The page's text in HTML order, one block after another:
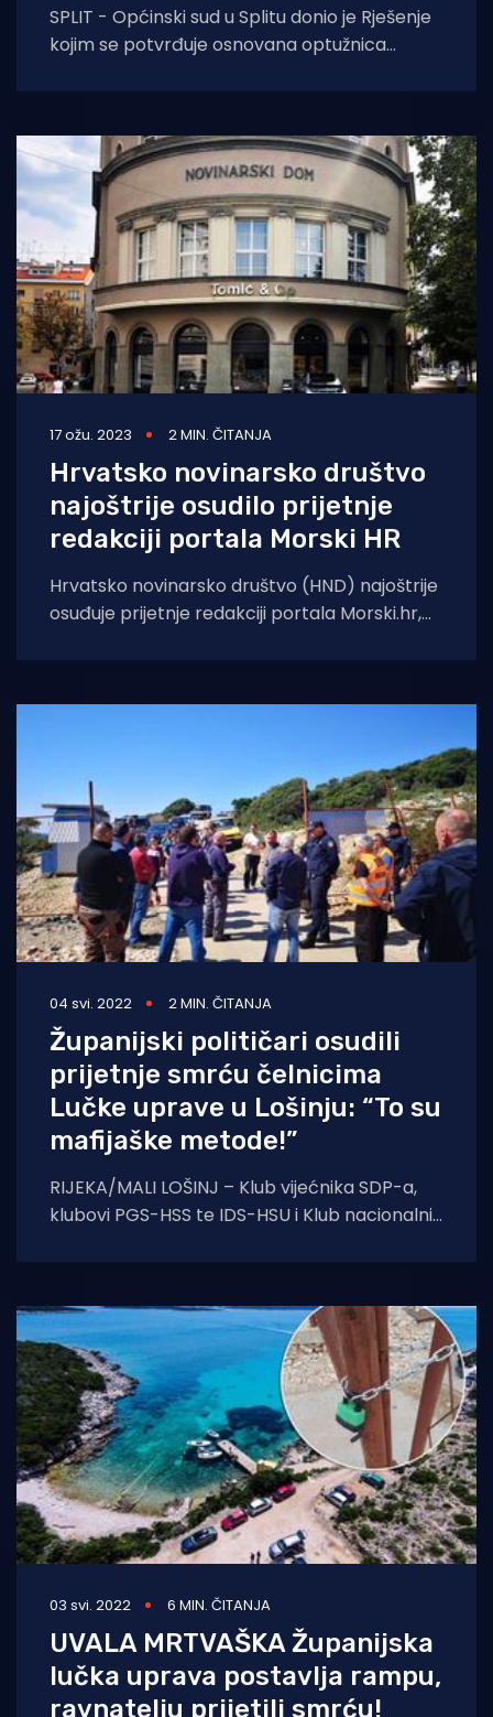
SPLIT - Općinski sud u Splitu donio je Rješenje
kojim se potvrđuje osnovana optužnica
protiv Ivana
17 ožu. 2023 2 MIN. ČITANJA
Hrvatsko novinarsko društvo
najoštrije osudilo prijetnje
redakciji portala Morski HR
Hrvatsko novinarsko društvo (HND) najoštrije
osuđuje prijetnje redakciji portala Morski.hr,
tematizira
04 svi. 2022 2 MIN. ČITANJA
Županijski političari osudili
prijetnje smrću čelnicima
Lučke uprave u Lošinju: “To su
mafijaške metode!”
RIJEKA/MALI LOŠINJ – Klub vijećnika SDP-a,
klubovi PGS-HSS te IDS-HSU i Klub nacionalnih
03 svi. 2022 6 MIN. ČITANJA
UVALA MRTVAŠKA Županijska
lučka uprava postavlja rampu,
ravnatelju prijetili smrću!